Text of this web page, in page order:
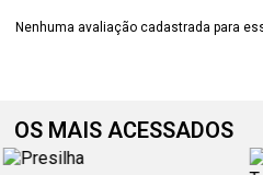
Nenhuma avaliação cadastrada para
OS MAIS ACESSADOS